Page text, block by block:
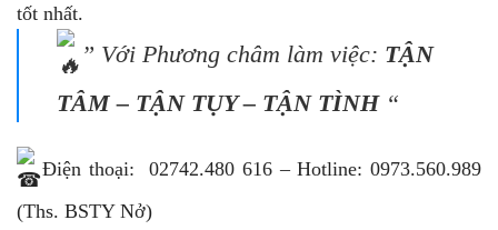
tốt nhất.
” Với Phương châm làm việc: TẬN
TÂM – TẬN TỤY – TẬN TÌNH“
Điện thoại: 02742.480 616 – Hotline: 0973.560.989
(Ths. BSTY Nở)